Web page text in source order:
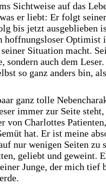
Sichtweise auf das
er liebt: Er folgt
bis jetzt ausgeblieben
hoffnungsloser
Situation macht.
sondern auch dem
so ganz anders bin,
ganz tolle
immer zur Seite
von Charlottes
hat. Er ist meine
nur wenigen Seiten
geliebt und geweint.
Junge, der mich tief